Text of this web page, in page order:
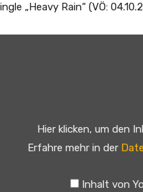
„Heavy Rain“ (VÖ:
Hier klicken, um den
Erfahre mehr in der
Inhalt von